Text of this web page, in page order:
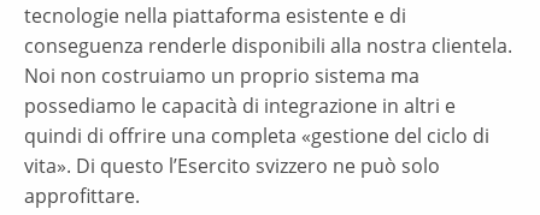
tecnologie nella piattaforma esistente e di
conseguenza renderle disponibili alla nostra clientela.
Noi non costruiamo un proprio sistema ma
possediamo le capacità di integrazione in altri e
quindi di offrire una completa «gestione del ciclo di
vita». Di questo l’Esercito svizzero ne può solo
approfittare.